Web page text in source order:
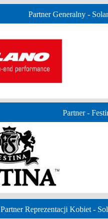
Partner Generalny -
Partner -
Partner Reprezentacji Kobiet -